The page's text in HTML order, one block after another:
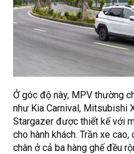
Ở góc độ này, MPV thường
như Kia Carnival, Mitsubishi
Stargazer được thiết kế với
cho hành khách. Trần xe
chân ở cả ba hàng ghế đều